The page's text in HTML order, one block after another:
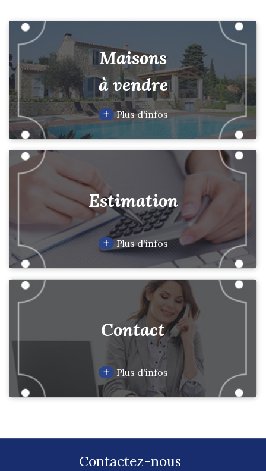
Maisons
à vendre
+ Plus d'infos
Estimation
+ Plus d'infos
Contact
+ Plus d'infos
Contactez-nous